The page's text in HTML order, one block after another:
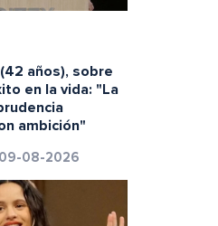
años), sobre
en la vida: "La
ambición"
09-08-2026